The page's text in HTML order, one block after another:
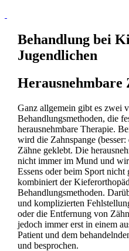
Behandlung bei
Jugendlichen
Herausnehmbare
Ganz allgemein gibt es zwei
Behandlungsmethoden, die
herausnehmbare Therapie.
wird die Zahnspange
Zähne geklebt. Die
nicht immer im Mund und
Essens oder beim Sport
kombiniert der
Behandlungsmethoden.
und komplizierten
oder die Entfernung von
jedoch immer erst in einem
Patient und dem
und besprochen.